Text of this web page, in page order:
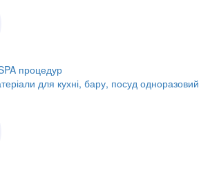
процедур
для кухні, бару, посуд одноразовий